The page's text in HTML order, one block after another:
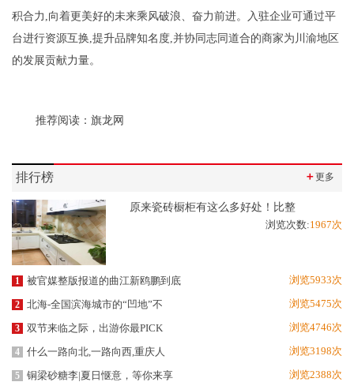
积合力,向着更美好的未来乘风破浪、奋力前进。入驻企业可通过平
台进行资源互换,提升品牌知名度,并协同志同道合的商家为川渝地区
的发展贡献力量。
推荐阅读： 旗龙网
排行榜 ＋更多
原来瓷砖橱柜有这么多好处！比整
浏览次数:1967次
1 被官媒整版报道的曲江新鸥鹏到底 浏览5933次
2 北海-全国滨海城市的“凹地”不 浏览5475次
3 双节来临之际，出游你最PICK 浏览4746次
4 什么一路向北,一路向西,重庆人 浏览3198次
5 铜梁砂糖李|夏日惬意，等你来享 浏览2388次